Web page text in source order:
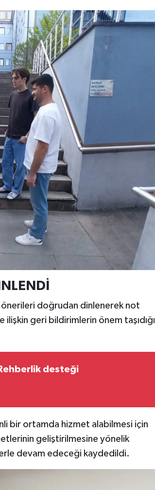
doğrudan dinlenerek not
ilişkin geri bildirimlerin önem taşıdığı
desteği
bir ortamda hizmet alabilmesi için
geliştirilmesine yönelik
devam edeceği kaydedildi.